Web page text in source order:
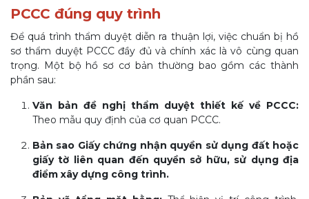
PCCC đúng quy trình
Để quá trình thẩm duyệt diễn ra thuận lợi, việc chuẩn bị hồ
sơ thẩm duyệt PCCC đầy đủ và chính xác là vô cùng quan
trọng. Một bộ hồ sơ cơ bản thường bao gồm các thành
phần sau:
Văn bản đề nghị thẩm duyệt thiết kế về PCCC:
Theo mẫu quy định của cơ quan PCCC.
Bản sao Giấy chứng nhận quyền sử dụng đất hoặc
giấy tờ liên quan đến quyền sở hữu, sử dụng địa
điểm xây dựng công trình.